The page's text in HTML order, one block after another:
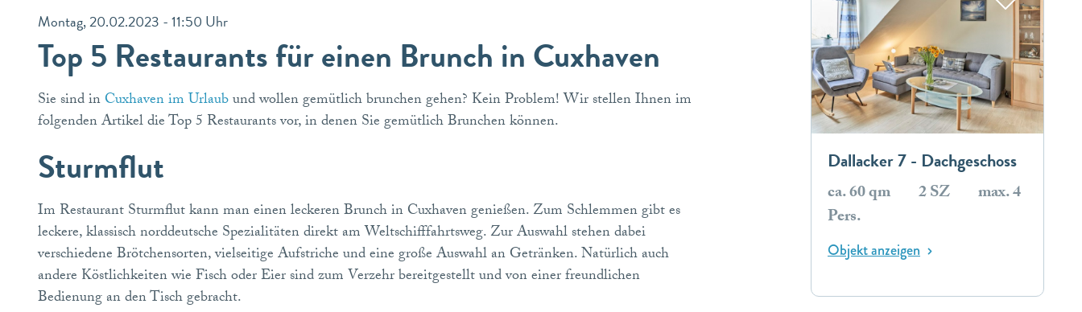
Montag, 20.02.2023 - 11:50 Uhr
Top 5 Restaurants für einen Brunch in Cuxhaven
Sie sind inCuxhaven im Urlaubund wollen gemütlich brunchen gehen? Kein Problem! Wir stellen Ihnen im
folgenden Artikel die Top 5 Restaurants vor, in denen Sie gemütlich Brunchen können.
Sturmflut
Im Restaurant Sturmflut kann man einen leckeren Brunch in Cuxhaven genießen. Zum Schlemmen gibt es
leckere, klassisch norddeutsche Spezialitäten direkt am Weltschifffahrtsweg. Zur Auswahl stehen dabei
verschiedene Brötchensorten, vielseitige Aufstriche und eine große Auswahl an Getränken. Natürlich auch
andere Köstlichkeiten wie Fisch oder Eier sind zum Verzehr bereitgestellt und von einer freundlichen
Bedienung an den Tisch gebracht.
Dallacker 7 - Dachgeschoss
ca. 60 qm 2 SZ
max. 4
Pers.
Objekt anzeigen